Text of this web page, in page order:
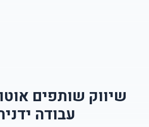
שיווק שותפים
עבודה